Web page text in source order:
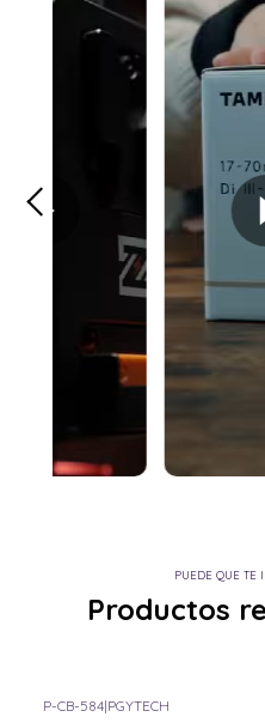
PUEDE QUE TE
Productos
P-CB-584|PGYTECH